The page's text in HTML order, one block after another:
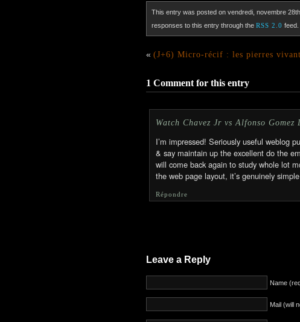
This entry was posted on vendredi, novembre
responses to this entry through the RSS 2.0 feed.
« (J+6) Micro-récif : les pierres
1 Comment for this entry
Watch Chavez Jr vs Alfonso Gomez
I’m impressed! Seriously useful weblog
& say maintain up the excellent do the
will come back again to study whole lot
the web page layout, it’s genuinely
Répondre
Leave a Reply
Name
Mail (will